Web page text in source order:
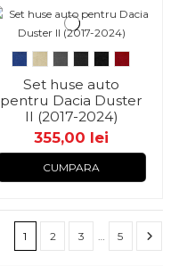
Set huse auto
pentru Dacia Duster
II (2017-2024)
355,00 lei
CUMPARA
1 2 3 … 5